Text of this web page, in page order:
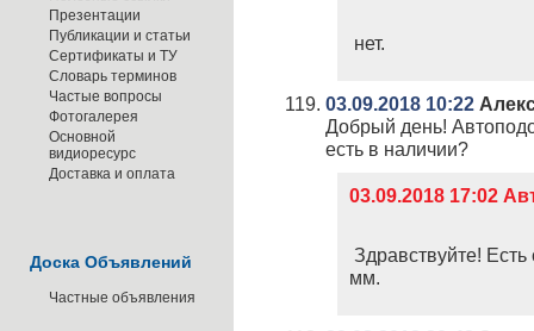
Презентации
Публикации и статьи
Сертификаты и ТУ
Словарь терминов
Частые вопросы
Фотогалерея
Основной
видиоресурс
Доставка и оплата
Доска Объявлений
Частные объявления
нет.
03.09.2018 10:22
Добрый день!
есть в наличии?
03.09.2018 17:02
Здравствуйте!
мм.